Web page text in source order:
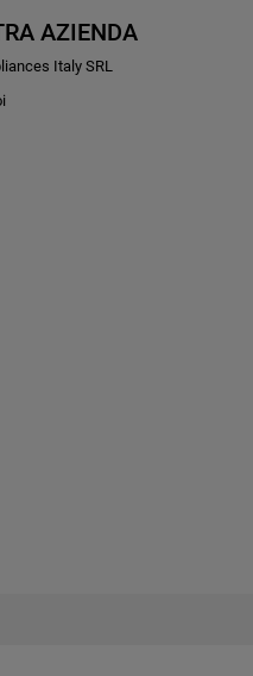
AZIENDA
Italy SRL